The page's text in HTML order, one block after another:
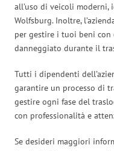
all’uso di veicoli
Wolfsburg. Inoltre,
per gestire i tuoi beni con
danneggiato durante il
Tutti i dipendenti
garantire un processo di
gestire ogni fase del
con professionalità e
Se desideri maggiori